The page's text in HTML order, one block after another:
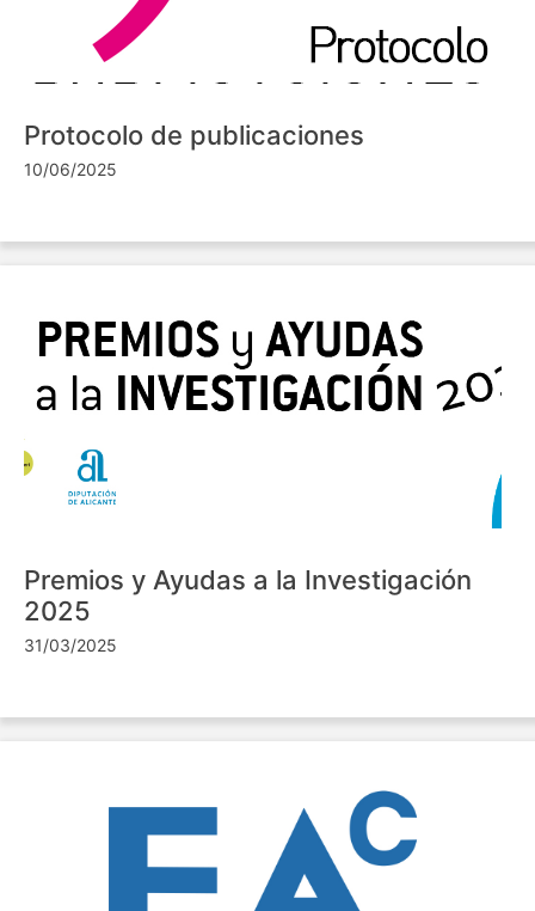
Protocolo de publicaciones
10/06/2025
Premios y Ayudas a la Investigación
2025
31/03/2025